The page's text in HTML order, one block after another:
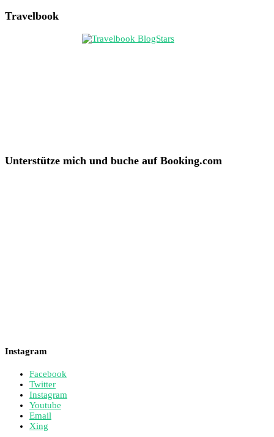
Travelbook
Unterstütze mich und buche auf Booking.com
Instagram
Facebook
Twitter
Instagram
Youtube
Email
Xing